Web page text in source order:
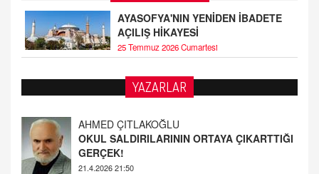
AYASOFYA'NIN YENİDEN İBADETE
AÇILIŞ HİKAYESİ
25 Temmuz 2026 Cumartesi
YAZARLAR
AHMED ÇITLAKOĞLU
OKUL SALDIRILARININ ORTAYA ÇIKARTTIĞI
21.4.2026 21:50
Fatih Bayhan
MAARİF MESELEMİZ ÇIKMAZDA!